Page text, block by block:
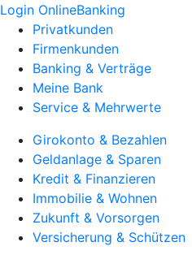
Login OnlineBanking
Privatkunden
Firmenkunden
Banking & Verträge
Meine Bank
Service & Mehrwerte
Girokonto & Bezahlen
Geldanlage & Sparen
Kredit & Finanzieren
Immobilie & Wohnen
Zukunft & Vorsorgen
Versicherung & Schützen